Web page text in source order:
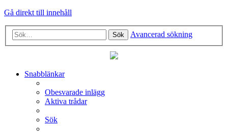
Gå direkt till innehåll
Sök Avancerad sökning
Snabblänkar
Obesvarade inlägg
Aktiva trådar
Sök